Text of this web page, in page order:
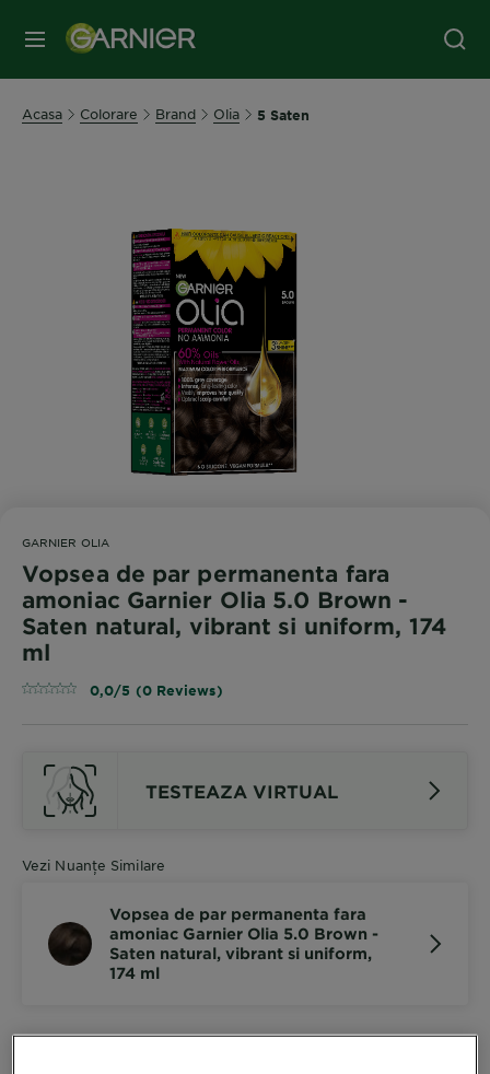
MENIU
Acasa Colorare Brand Olia 5 Saten
GARNIER OLIA
Vopsea de par permanenta fara
amoniac Garnier Olia 5.0 Brown -
Saten natural, vibrant si uniform, 174
ml
0,0/5 (0 Reviews)
TESTEAZA VIRTUAL
Vezi Nuanțe Similare
Vopsea de par permanenta fara
amoniac Garnier Olia 5.0 Brown -
Saten natural, vibrant si uniform,
174 ml
Garnier Olia 5 Saten oferă o nuanță șaten natural,